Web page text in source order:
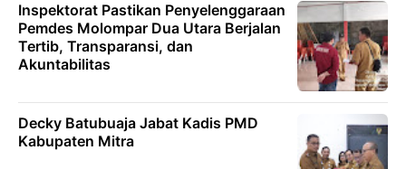
Inspektorat Pastikan Penyelenggaraan
Pemdes Molompar Dua Utara Berjalan
Tertib, Transparansi, dan
Akuntabilitas
Decky Batubuaja Jabat Kadis PMD
Kabupaten Mitra